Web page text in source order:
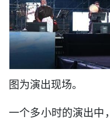
图为演出现场。
一个多小时的演出中